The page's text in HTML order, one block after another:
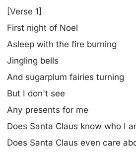
[Verse 1]
First night of Noel
Asleep with the fire burning
Jingling bells
And sugarplum fairies turning
But I don't see
Any presents for me
Does Santa Claus know who I
Does Santa Claus even care